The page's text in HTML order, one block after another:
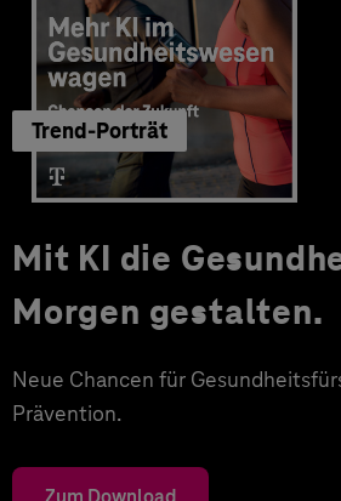
Trend-Porträt
Mit KI die
Morgen gestalten.
Neue Chancen für
Prävention.